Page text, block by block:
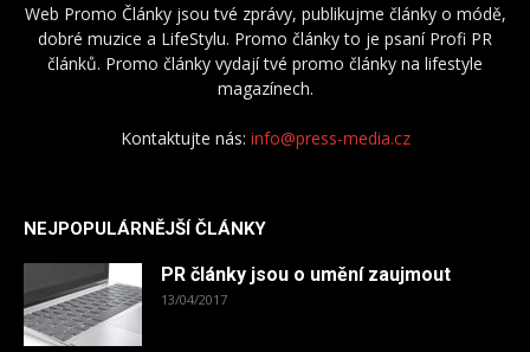
Web Promo Články jsou tvé zprávy, publikujme články o módě,
dobré muzice a LifeStylu. Promo články to je psaní Profi PR
článků. Promo články vydají tvé promo články na lifestyle
magazínech.
Kontaktujte nás: info@press-media.cz
NEJPOPULÁRNĚJŠÍ ČLÁNKY
PR články jsou o umění zaujmout
13/04/2017